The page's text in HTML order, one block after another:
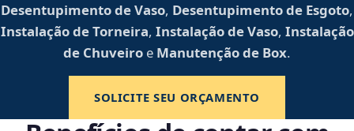
Desentupimento de Vaso, Desentupimento de Esgoto,
Instalação de Torneira, Instalação de Vaso, Instalação
de Chuveiro e Manutenção de Box.
SOLICITE SEU ORÇAMENTO